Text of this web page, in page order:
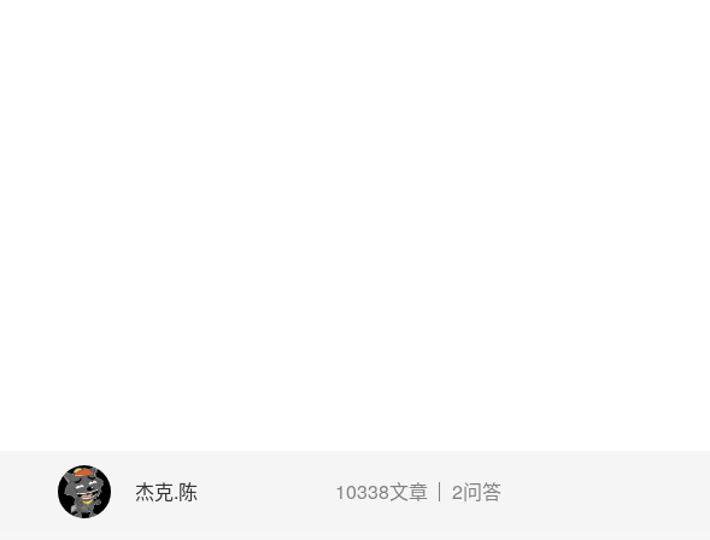
杰克.陈 10338文章 2问答